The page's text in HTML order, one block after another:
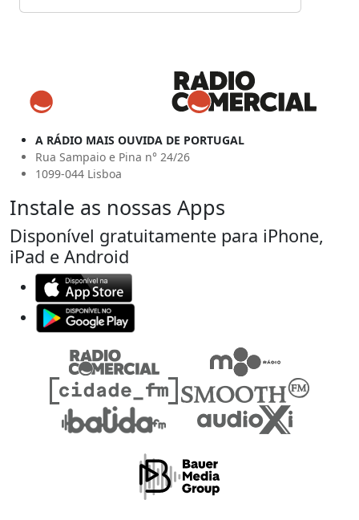
A RÁDIO MAIS OUVIDA DE PORTUGAL
Rua Sampaio e Pina n° 24/26
1099-044 Lisboa
Instale as nossas Apps
Disponível gratuitamente para iPhone,
iPad e Android